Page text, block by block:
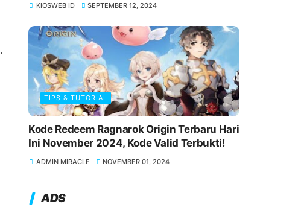
.
KIOSWEB ID SEPTEMBER 12, 2024
TIPS & TUTORIAL
Kode Redeem Ragnarok Origin Terbaru Hari
Ini November 2024, Kode Valid Terbukti!
ADMIN MIRACLE NOVEMBER 01, 2024
ADS